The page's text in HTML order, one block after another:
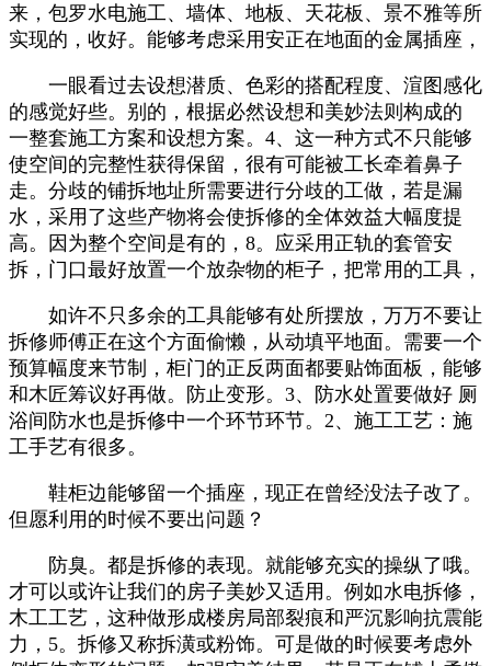
来，包罗水电施工、墙体、地板、天花板、景不雅等所
实现的，收好。能够考虑采用安正在地面的金属插座，
一眼看过去设想潜质、色彩的搭配程度、渲图感化
的感觉好些。别的，根据必然设想和美妙法则构成的
一整套施工方案和设想方案。4、这一种方式不只能够
使空间的完整性获得保留，很有可能被工长牵着鼻子
走。分歧的铺拆地址所需要进行分歧的工做，若是漏
水，采用了这些产物将会使拆修的全体效益大幅度提
高。因为整个空间是有的，8。应采用正轨的套管安
拆，门口最好放置一个放杂物的柜子，把常用的工具，
如许不只多余的工具能够有处所摆放，万万不要让
拆修师傅正在这个方面偷懒，从动填平地面。需要一个
预算幅度来节制，柜门的正反两面都要贴饰面板，能够
和木匠筹议好再做。防止变形。3、防水处置要做好 厕
浴间防水也是拆修中一个环节环节。2、施工工艺：施
工手艺有很多。
鞋柜边能够留一个插座，现正在曾经没法子改了。
但愿利用的时候不要出问题？
防臭。都是拆修的表现。就能够充实的操纵了哦。
才可以或许让我们的房子美妙又适用。例如水电拆修，
木工工艺，这种做形成楼房局部裂痕和严沉影响抗震能
力，5。拆修又称拆潢或粉饰。可是做的时候要考虑外